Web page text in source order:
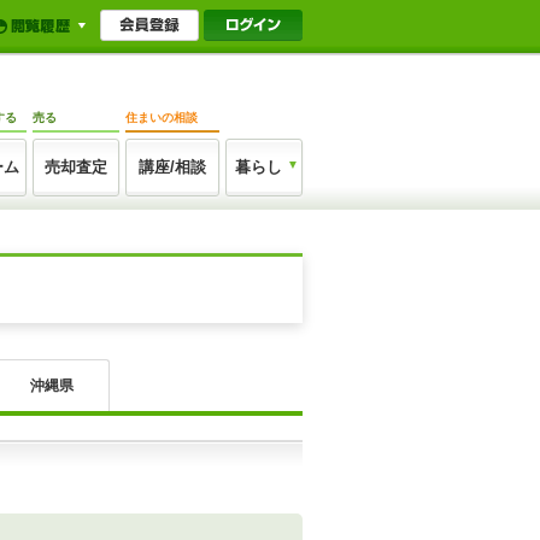
る
ム
売る
売却査定
住まいの相談
講座/相談 暮らし
沖縄県